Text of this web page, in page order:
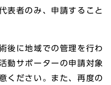
表者のみ、申請すること
後に地域での管理を行わ
動サポーターの申請対象
ください。また、再度の